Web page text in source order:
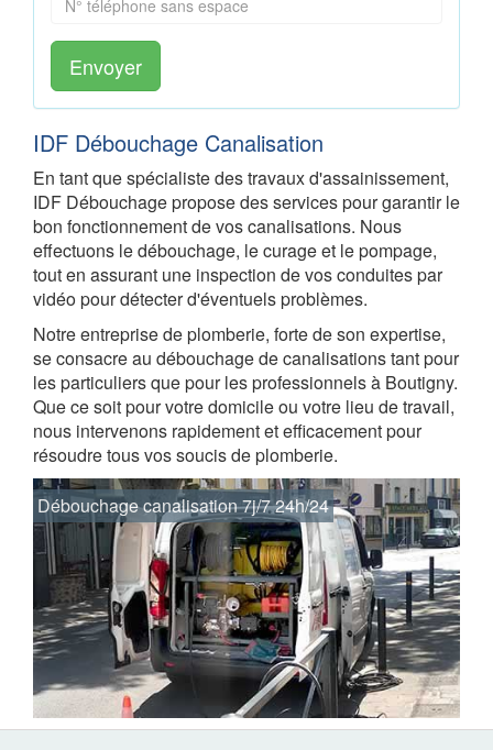
Envoyer
IDF Débouchage Canalisation
En tant que spécialiste des travaux d'assainissement,
IDF Débouchage propose des services pour garantir le
bon fonctionnement de vos canalisations. Nous
effectuons le débouchage, le curage et le pompage,
tout en assurant une inspection de vos conduites par
vidéo pour détecter d'éventuels problèmes.
Notre entreprise de plomberie, forte de son expertise,
se consacre au débouchage de canalisations tant pour
les particuliers que pour les professionnels à Boutigny.
Que ce soit pour votre domicile ou votre lieu de travail,
nous intervenons rapidement et efficacement pour
résoudre tous vos soucis de plomberie.
Débouchage canalisation 7j/7 24h/24